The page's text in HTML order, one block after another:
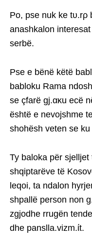
Po, pse nuk ke tυ.rρ
anashkalon
serbë.
Pse e bënë këtë
babloku Rama
se çfarë gj.ακu ecë
është e nevojshme
shohësh veten se
Ty baloka për
shqiptarëve të
leqoi, ta ndalon
shpallë person non
zgjodhe rrugën
dhe panslla.vizm.ίt.